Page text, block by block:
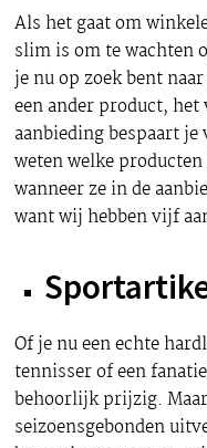
Als het gaat om
slim is om te wachten
je nu op zoek bent
een ander product,
aanbieding bespaart
weten welke
wanneer ze in de
want wij hebben vijf
Of je nu een echte
tennisser of een
behoorlijk prijzig.
seizoensgebonden